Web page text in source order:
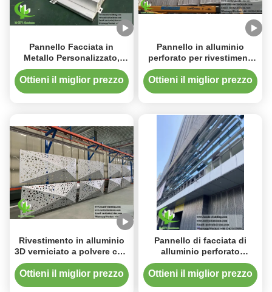
Pannello Facciata in
Metallo Personalizzato,
Rivestimento Facciata in
Alluminio Perforato
Ottieni il miglior prezzo
Pannello in alluminio
perforato per rivestimenti
metallici CNC
1200x2400mm verniciato a
polvere per decorazione
Ottieni il miglior prezzo
Rivestimento in alluminio
3D verniciato a polvere con
colori RAL personalizzabili
e design perforato per
Ottieni il miglior prezzo
Pannello di facciata di
alluminio perforato
rivestito in polvere con
colori RAL personalizzabili
Ottieni il miglior prezzo